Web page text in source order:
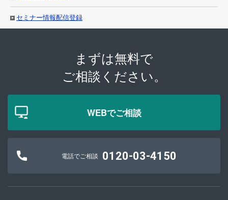
セミナー情報配信登録
まずは無料で
ご相談ください。
WEBでご相談
電話でご相談 0120-03-4150